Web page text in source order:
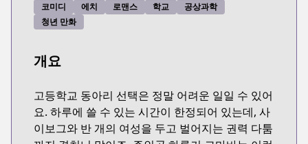
코미디 에치 로맨스 학교
공상과학
청년 만화
개요
고등학교 동아리 선택은 정말 어려운 일일 수 있어
요. 하루에 쓸 수 있는 시간이 한정되어 있는데, 사
이보그와 반 개의 여성을 두고 벌어지는 권력 다툼